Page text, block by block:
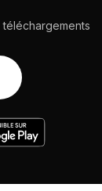
téléchargements